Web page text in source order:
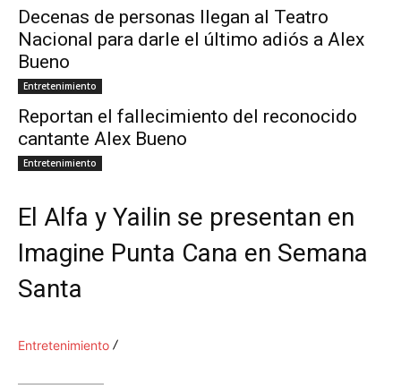
Decenas de personas llegan al Teatro
Nacional para darle el último adiós a Alex
Bueno
Entretenimiento
Reportan el fallecimiento del reconocido
cantante Alex Bueno
Entretenimiento
El Alfa y Yailin se presentan en
Imagine Punta Cana en Semana
Santa
Entretenimiento